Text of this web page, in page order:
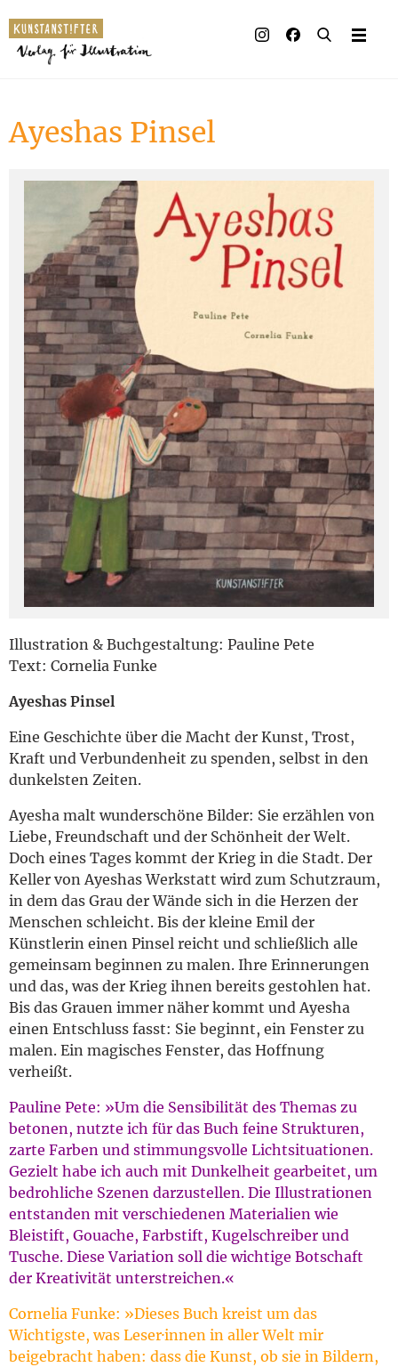
Ayeshas Pinsel
Illustration & Buchgestaltung: Pauline Pete
Text: Cornelia Funke
Ayeshas Pinsel
Eine Geschichte über die Macht der Kunst, Trost,
Kraft und Verbundenheit zu spenden, selbst in den
dunkelsten Zeiten.
Ayesha malt wunderschöne Bilder: Sie erzählen von
Liebe, Freundschaft und der Schönheit der Welt.
Doch eines Tages kommt der Krieg in die Stadt. Der
Keller von Ayeshas Werkstatt wird zum Schutzraum,
in dem das Grau der Wände sich in die Herzen der
Menschen schleicht. Bis der kleine Emil der
Künstlerin einen Pinsel reicht und schließlich alle
gemeinsam beginnen zu malen. Ihre Erinnerungen
und das, was der Krieg ihnen bereits gestohlen hat.
Bis das Grauen immer näher kommt und Ayesha
einen Entschluss fasst: Sie beginnt, ein Fenster zu
malen. Ein magisches Fenster, das Hoffnung
verheißt.
Pauline Pete: »Um die Sensibilität des Themas zu
betonen, nutzte ich für das Buch feine Strukturen,
zarte Farben und stimmungsvolle Lichtsituationen.
Gezielt habe ich auch mit Dunkelheit gearbeitet, um
bedrohliche Szenen darzustellen. Die Illustrationen
entstanden mit verschiedenen Materialien wie
Bleistift, Gouache, Farbstift, Kugelschreiber und
Tusche. Diese Variation soll die wichtige Botschaft
der Kreativität unterstreichen.«
Cornelia Funke: »Dieses Buch kreist um das
Wichtigste, was Leser·innen in aller Welt mir
beigebracht haben: dass die Kunst, ob sie in Bildern,
Auszeichnungen
Presse & Handel
Rechte
English